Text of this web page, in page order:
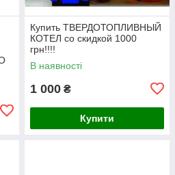
Купить ТВЕРДОТОПЛИВНЫЙ
КОТЕЛ со скидкой 1000
грн!!!!
В наявності
1 000 ₴
Купити